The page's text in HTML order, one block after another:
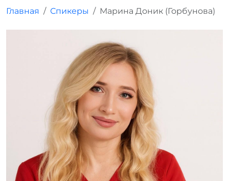
Главная Спикеры Марина Доник (Горбунова)